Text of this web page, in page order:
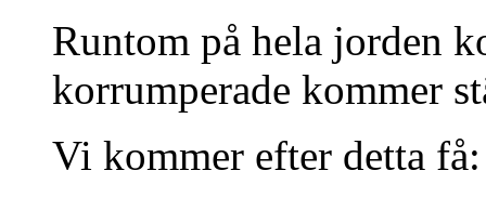
Runtom på hela jorden
korrumperade kommer
Vi kommer efter detta få: